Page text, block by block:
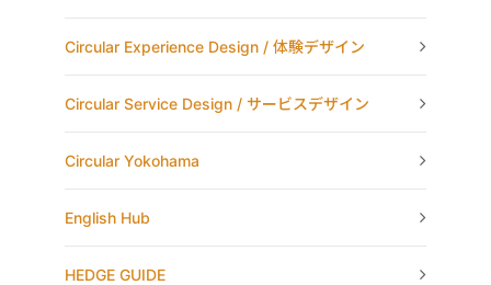
Circular Experience Design / 体験デザイン
Circular Service Design / サービスデザイン
Circular Yokohama
English Hub
HEDGE GUIDE